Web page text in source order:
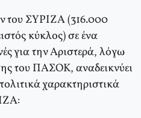
ΣΥΡΙΖΑ (316.000
κύκλος) σε ένα
για την Αριστερά, λόγω
του ΠΑΣΟΚ, αναδεικνύει
χαρακτηριστικά